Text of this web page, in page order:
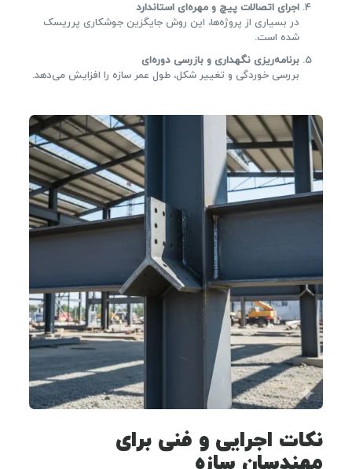
اجرای اتصالات پیچ و مهره‌ای استاندارد
در بسیاری از پروژه‌ها، این روش جایگزین جوشکاری پرریسک
شده است.
برنامه‌ریزی نگهداری و بازرسی دوره‌ای
بررسی خوردگی و تغییر شکل، طول عمر سازه را افزایش می‌دهد.
نکات اجرایی و فنی برای